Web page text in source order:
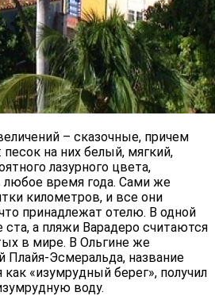
– сказочные, причем
песок на них белый, мягкий,
лазурного цвета,
любое время года. Сами же
километров, и все они
принадлежат отелю. В одной
а пляжи Варадеро считаются
в мире. В Ольгине же
Плайя-Эсмеральда, название
«изумрудный берег», получил
воду.